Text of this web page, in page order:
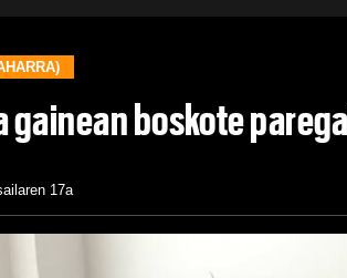
gainean boskote
17a